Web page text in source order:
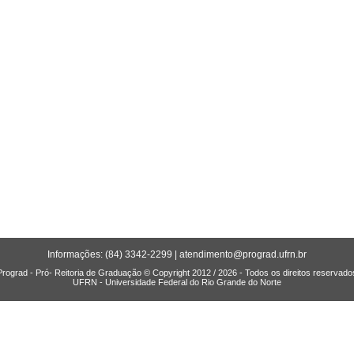
Informações: (84) 3342-2299 | atendimento@prograd.ufrn.br
- Pró- Reitoria de Graduação © Copyright 2012 / 2026 - Todos os direitos
UFRN - Universidade Federal do Rio Grande do Norte